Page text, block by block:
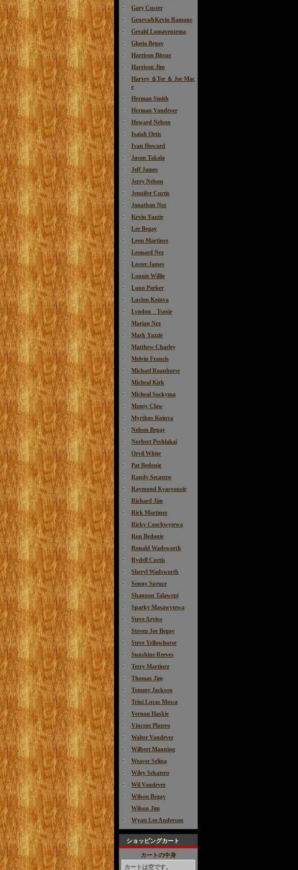
Gary Custer
Geneva&Kevin Ramone
Gerald Lomaventema
Gloria Begay
Harrison Bitsue
Harrison Jim
Harvey ＆Tee ＆ Joe Mac
e
Herman Smith
Herman Vandever
Howard Nelson
Isaiah Ortis
Ivan Howard
Jason Takala
Jeff James
Jerry Nelson
Jennifer Curtis
Jonathan Nez
Kevin Yazzie
Lee Begay
Leon Martinez
Leonard Nez
Lester James
Lonnie Willie
Lonn Parker
Lucion Koinva
Lyndon Tsosie
Marian Nez
Mark Yazzie
Matthew Charley
Melvin Francis
Michael Roanhorse
Micheal Kirk
Micheal Sockyma
Monty Claw
Myrthus Koinva
Nelson Begay
Norbert Peshlakai
Orvil White
Pat Bedonie
Randy Secatero
Raymond Kyasyousie
Richard Jim
Rick Martinez
Ricky Coochwytewa
Ron Bedonie
Ronald Wadsworth
Rydell Curtis
Sheryl Wadsworth
Sonny Spruce
Shannon Talawepi
Sparky Masawytewa
Steve Arviso
Steven Joe Begay
Steve Yellowhorse
Sunshine Reeves
Terry Martinez
Thomas Jim
Tommy Jackson
Trini Lucas Mowa
Vernon Haskie
Vincent Platero
Walter Vandever
Wilbert Manning
Weaver Selina
Wiley Sekatero
Wil Vandever
Wilson Begay
Wilson Jim
Wyatt Lee Anderson
ショッピングカート
カートの中身
カートは空です。